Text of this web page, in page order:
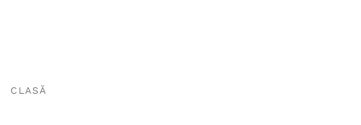
CLASĂ